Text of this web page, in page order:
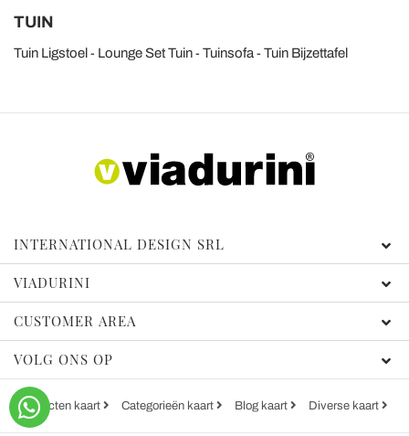
TUIN
Tuin Ligstoel Lounge Set Tuin Tuinsofa Tuin Bijzettafel
INTERNATIONAL DESIGN SRL
VIADURINI
CUSTOMER AREA
VOLG ONS OP
Producten kaart Categorieën kaart Blog kaart Diverse kaart